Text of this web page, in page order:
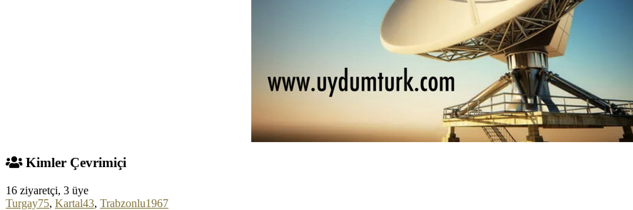
Kimler Çevrimiçi
16 ziyaretçi, 3 üye
Turgay75, Kartal43, Trabzonlu1967